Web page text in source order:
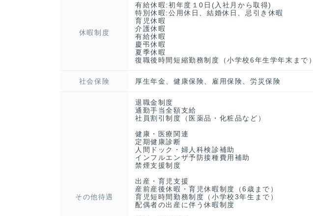
休暇制度
有給休暇:初年度１0日(入社月から取得)
特別休暇:公用休日、結婚休日、忌引き休暇
育児休暇
介護休暇
有給休暇
慶弔休暇
夏季休暇
復職後時間短縮勤務制度（小学校6年生学年末まで）
社会保険 厚生年金、健康保険、雇用保険、労災保険
その他待遇
退職金制度
通勤手当全額支給
社員割引制度（医薬品・化粧品など）
健康・医療関連
定期健康診断
人間ドック・婦人科検診補助
インフルエンザ予防接種費用補助
禁煙支援制度
出産・育児支援
産前産後休暇・育児休暇制度（6歳まで）
育児短時間勤務制度（小学校3年生まで）
配偶者の出産に伴う休暇制度